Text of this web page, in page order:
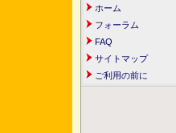
ホーム
フォーラム
FAQ
サイトマップ
ご利用の前に